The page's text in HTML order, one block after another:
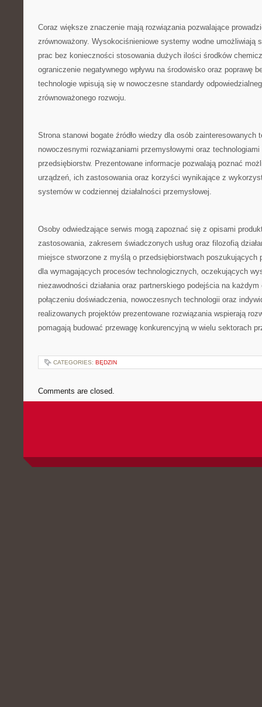
Coraz większe znaczenie mają rozwiązania pozwalające
zrównoważony. Wysokociśnieniowe systemy wodne umożliwiają
prac bez konieczności stosowania dużych ilości środków
ograniczenie negatywnego wpływu na środowisko oraz poprawę
technologie wpisują się w nowoczesne standardy
zrównoważonego rozwoju.
Strona stanowi bogate źródło wiedzy dla osób zainteresowanych
nowoczesnymi rozwiązaniami przemysłowymi oraz
przedsiębiorstw. Prezentowane informacje pozwalają poznać
urządzeń, ich zastosowania oraz korzyści wynikające z
systemów w codziennej działalności przemysłowej.
Osoby odwiedzające serwis mogą zapoznać się z opisami
zastosowania, zakresem świadczonych usług oraz filozofią
miejsce stworzone z myślą o przedsiębiorstwach poszukujących
dla wymagających procesów technologicznych, oczekujących
niezawodności działania oraz partnerskiego podejścia na każdym
połączeniu doświadczenia, nowoczesnych technologii oraz
realizowanych projektów prezentowane rozwiązania wspierają
pomagają budować przewagę konkurencyjną w wielu sektorach
CATEGORIES: BĘDZIN
Comments are closed.